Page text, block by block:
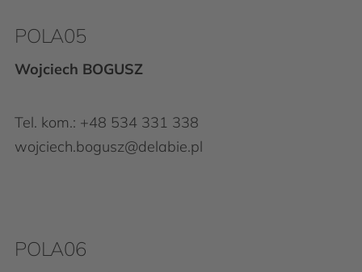
POLA05
Wojciech BOGUSZ
Tel. kom.: +48 534 331 338
wojciech.bogusz@delabie.pl
POLA06